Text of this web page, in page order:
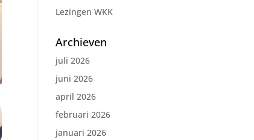
Lezingen WKK
Archieven
juli 2026
juni 2026
april 2026
februari 2026
januari 2026